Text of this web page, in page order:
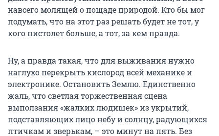
навсего молящей о пощаде природой. Кто бы мог
подумать, что на этот раз решать будет не тот, у
кого пистолет больше, а тот, за кем правда.
Ну, а правда такая, что для выживания нужно
наглухо перекрыть кислород всей механике и
электронике. Остановить Землю. Единственно
жаль, что светлая торжественная сцена
выползания «жалких людишек» из укрытий,
подставляющих лицо небу и солнцу, радующихся
птичкам и зверькам, – это минут на пять. Без